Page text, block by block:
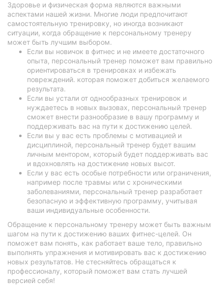
Здоровье и физическая форма являются важными
аспектами нашей жизни. Многие люди предпочитают
самостоятельную тренировку, но иногда возникают
ситуации, когда обращение к персональному тренеру
может быть лучшим выбором.
Если вы новичок в фитнес и не имеете достаточного
опыта, персональный тренер поможет вам правильно
ориентироваться в тренировках и избежать
повреждений. которая поможет добиться желаемого
результата.
Если вы устали от однообразных тренировок и
нуждаетесь в новых вызовах, персональный тренер
сможет внести разнообразие в вашу программу и
поддерживать вас на пути к достижению целей.
Если вы у вас есть проблемы с мотивацией и
дисциплиной, персональный тренер будет вашим
личным ментором, который будет поддерживать вас
и вдохновлять на достижение новых высот.
Если у вас есть особые потребности или ограничения,
например после травмы или с хроническими
заболеваниями, персональный тренер разработает
безопасную и эффективную программу, учитывая
ваши индивидуальные особенности.
Обращение к персональному тренеру может быть важным
шагом на пути к достижению ваших фитнес-целей. Он
поможет вам понять, как работает ваше тело, правильно
выполнять упражнения и мотивировать вас к достижению
новых результатов. Не стесняйтесь обращаться к
профессионалу, который поможет вам стать лучшей
версией себя!